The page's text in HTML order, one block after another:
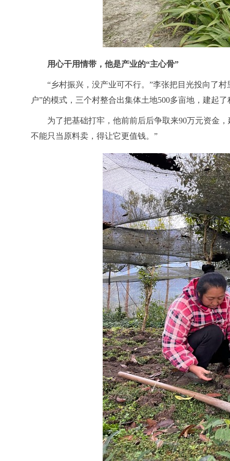
用心干用情带，他是产业的“主心骨”
“乡村振兴，没产业可不行。”李张把目光投向了
户”的模式，三个村整合出集体土地500多亩地，建起
为了把基础打牢，他前前后后争取来90万元资金
不能只当原料卖，得让它更值钱。”